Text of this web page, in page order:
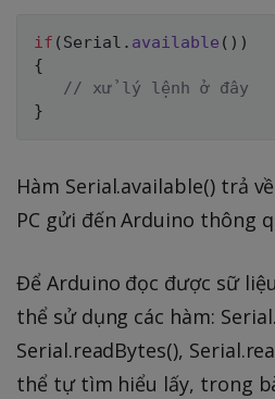
if ( Serial . available ( ) )
{
// xử lý lệnh ở đây
}
Hàm Serial.available() trả
PC gửi đến Arduino thông
Để Arduino đọc được sữ
thể sử dụng các hàm:
Serial.readBytes(),
thể tự tìm hiểu lấy, trong